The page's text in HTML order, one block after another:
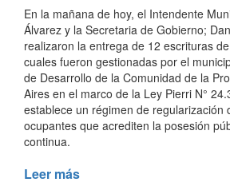
En la mañana de hoy, el Intendente
Álvarez y la Secretaria de Gobierno;
realizaron la entrega de 12 escrituras
cuales fueron gestionadas por el
de Desarrollo de la Comunidad de la
Aires en el marco de la Ley Pierri N°
establece un régimen de regularización
ocupantes que acrediten la posesión
continua.
Leer más